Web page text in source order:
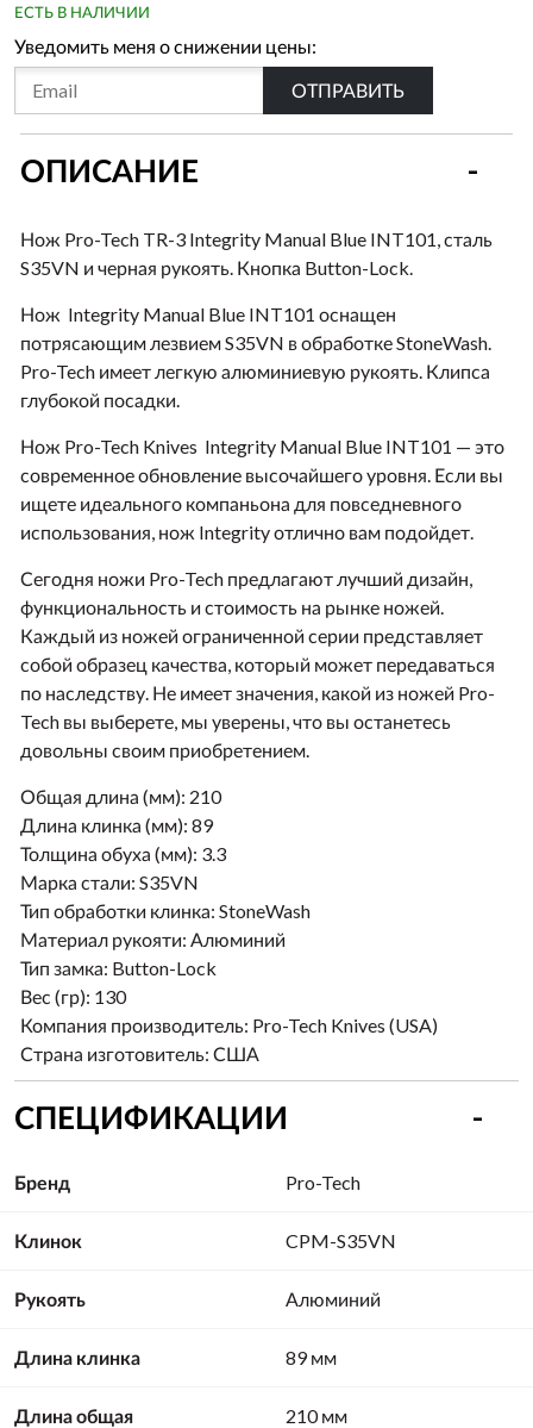
ЕСТЬ В НАЛИЧИИ
Уведомить меня о снижении цены:
ОТПРАВИТЬ
ОПИСАНИЕ
Нож Pro-Tech TR-3 Integrity Manual Blue INT101, сталь
S35VN и черная рукоять. Кнопка Button-Lock.
Нож Integrity Manual Blue INT101 оснащен
потрясающим лезвием S35VN в обработке StoneWash.
Pro-Tech имеет легкую алюминиевую рукоять. Клипса
глубокой посадки.
Нож Pro-Tech Knives Integrity Manual Blue INT101 — это
современное обновление высочайшего уровня. Если вы
ищете идеального компаньона для повседневного
использования, нож Integrity отлично вам подойдет.
Сегодня ножи Pro-Tech предлагают лучший дизайн,
функциональность и стоимость на рынке ножей.
Каждый из ножей ограниченной серии представляет
собой образец качества, который может передаваться
по наследству. Не имеет значения, какой из ножей Pro-
Tech вы выберете, мы уверены, что вы останетесь
довольны своим приобретением.
Общая длина (мм): 210
Длина клинка (мм): 89
Толщина обуха (мм): 3.3
Марка стали: S35VN
Тип обработки клинка: StoneWash
Материал рукояти: Алюминий
Тип замка: Button-Lock
Вес (гр): 130
Компания производитель: Pro-Tech Knives (USA)
Страна изготовитель: США
СПЕЦИФИКАЦИИ
Бренд Pro-Tech
Клинок CPM-S35VN
Рукоять Алюминий
Длина клинка 89 мм
Длина общая 210 мм